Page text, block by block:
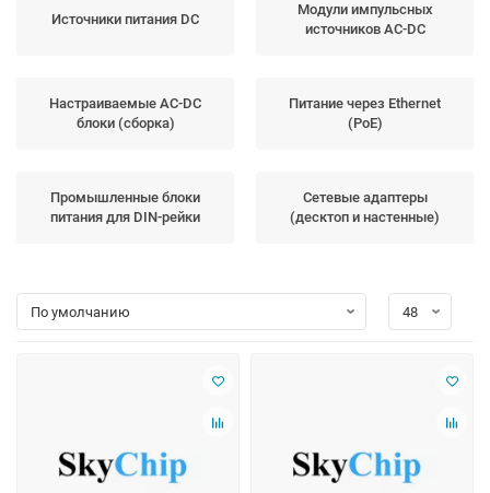
Источники питания DC
Модули импульсных
источников AC-DC
Настраиваемые AC-DC
блоки (сборка)
Питание через Ethernet
(PoE)
Промышленные блоки
питания для DIN-рейки
Сетевые адаптеры
(десктоп и настенные)